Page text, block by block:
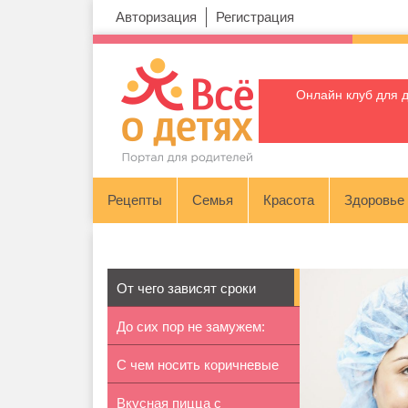
Авторизация Регистрация
Онлайн клуб для
Рецепты Семья Красота Здоровье
От чего зависят сроки
выписки и...
До сих пор не замужем:
почему?
С чем носить коричневые
сапоги
Вкусная пицца с